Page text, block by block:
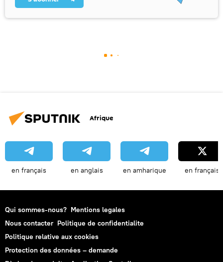
Afrique
en français en anglais en amharique en français
Qui sommes-nous? Mentions legales
Nous contacter Politique de confidentialite
Politique relative aux cookies
Protection des données – demande